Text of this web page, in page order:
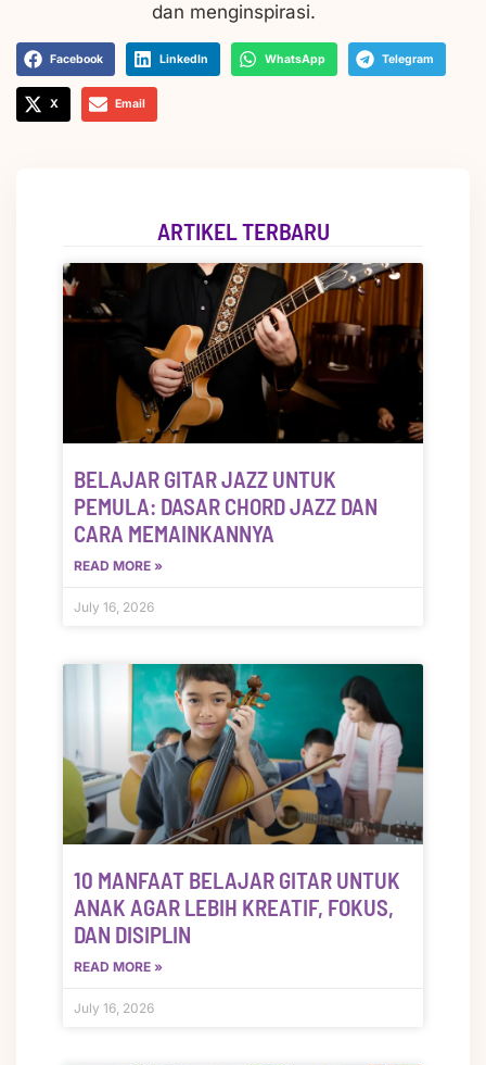
dan menginspirasi.
Facebook LinkedIn WhatsApp Telegram
X Email
ARTIKEL TERBARU
BELAJAR GITAR JAZZ UNTUK
PEMULA: DASAR CHORD JAZZ DAN
CARA MEMAINKANNYA
READ MORE »
July 16, 2026
10 MANFAAT BELAJAR GITAR UNTUK
ANAK AGAR LEBIH KREATIF, FOKUS,
DAN DISIPLIN
READ MORE »
July 16, 2026